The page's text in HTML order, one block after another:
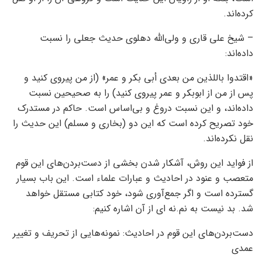
کرده‌اند.
– شیخ علی قاری و ولی‌الله دهلوی حدیث جعلی را نسبت
داده‌اند:
«اقتدوا باللذين من بعدي أبي بكر و عمر» (از من پیروی کنید و
پس از من از ابوبکر و عمر پیروی کنید) را به صحیحین نسبت
داده‌اند، و این نسبت دروغ و بی‌اساس است. حاکم در مستدرک
خود تصریح کرده است که این دو (بخاری و مسلم) این حدیث را
نقل نکرده‌اند.
از فواید این روش، آشکار شدن بخشی از دست‌بردن‌های این قوم
متعصب و عنود در احادیث و عبارات علماء است. این باب بسیار
گسترده است و اگر جمع‌آوری شود، خود کتابی مستقل خواهد
شد. بد نیست به نم.نه ای از آن اشاره کنیم:
دست‌بردن‌های این قوم در احادیث: نمونه‌هایی از تحریف و تغییر
عمدی